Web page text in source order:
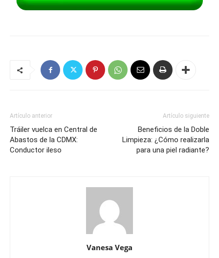
Artículo anterior
Tráiler vuelca en Central de
Abastos de la CDMX:
Conductor ileso
Artículo siguiente
Beneficios de la Doble
Limpieza: ¿Cómo realizarla
para una piel radiante?
Vanesa Vega